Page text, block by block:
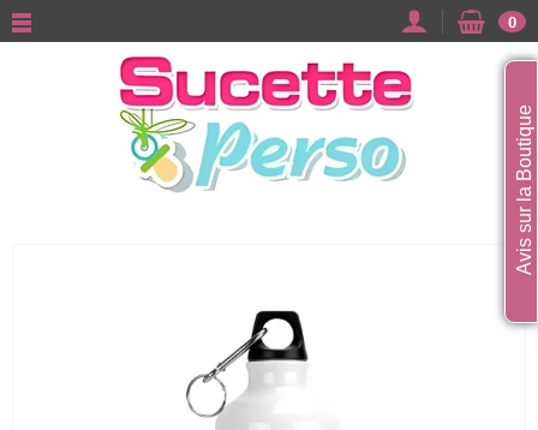
0
Avis sur la Boutique